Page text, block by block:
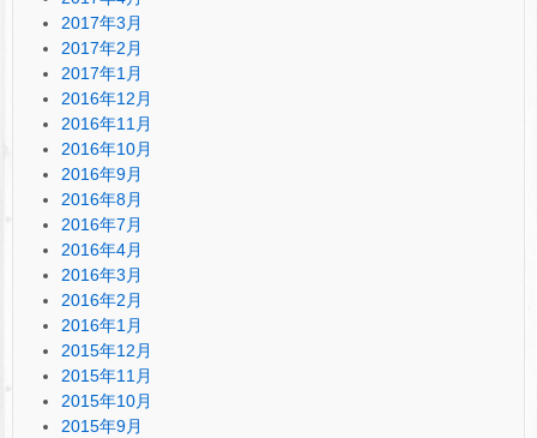
2017年3月
2017年2月
2017年1月
2016年12月
2016年11月
2016年10月
2016年9月
2016年8月
2016年7月
2016年4月
2016年3月
2016年2月
2016年1月
2015年12月
2015年11月
2015年10月
2015年9月